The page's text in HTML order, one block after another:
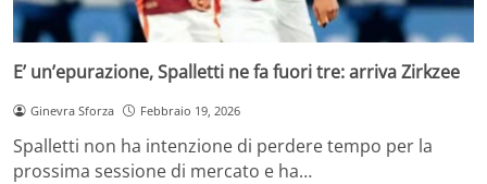
E’ un’epurazione, Spalletti ne fa fuori tre: arriva Zirkzee
Ginevra Sforza Febbraio 19, 2026
Spalletti non ha intenzione di perdere tempo per la
prossima sessione di mercato e ha…